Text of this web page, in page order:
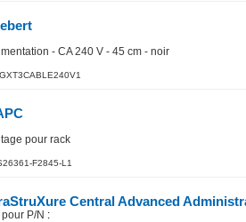
- CA 240 V - 45 cm - noir
pour rack
F2845-L1
Central Advanced
P/N :